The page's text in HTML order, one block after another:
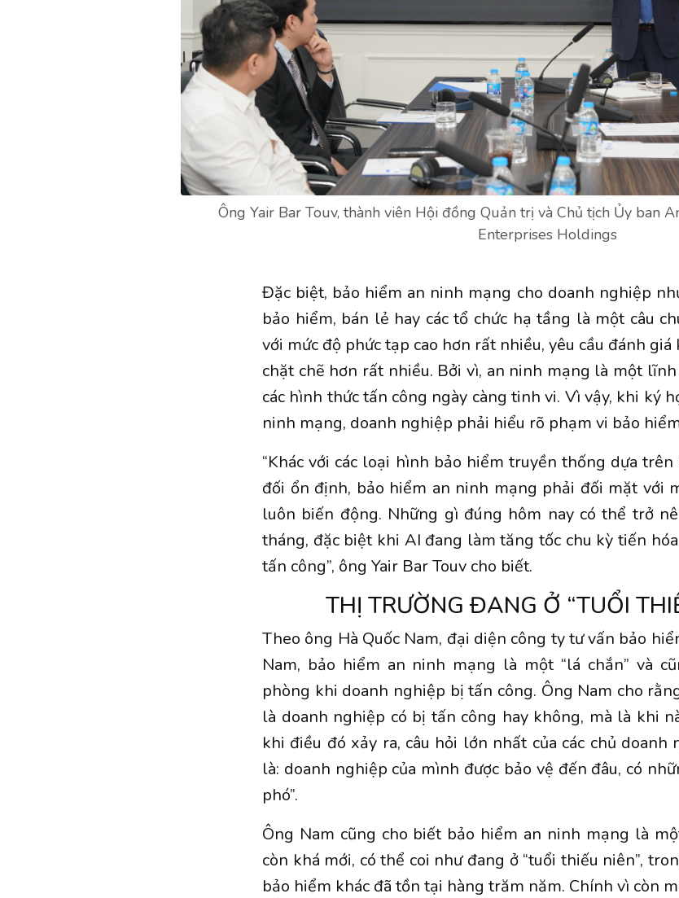
Ông Yair Bar Touv, thành viên Hội đồng Quản trị và Chủ tịch Ủy ban
Enterprises Holdings
Đặc biệt, bảo hiểm an ninh mạng cho doanh nghiệp
bảo hiểm, bán lẻ hay các tổ chức hạ tầng là một câu
với mức độ phức tạp cao hơn rất nhiều, yêu cầu đánh
chặt chẽ hơn rất nhiều. Bởi vì, an ninh mạng là một
các hình thức tấn công ngày càng tinh vi. Vì vậy, khi ký
ninh mạng, doanh nghiệp phải hiểu rõ phạm vi bảo
“Khác với các loại hình bảo hiểm truyền thống dựa
đối ổn định, bảo hiểm an ninh mạng phải đối mặt với
luôn biến động. Những gì đúng hôm nay có thể trở
tháng, đặc biệt khi AI đang làm tăng tốc chu kỳ tiến
tấn công”, ông Yair Bar Touv cho biết.
THỊ TRƯỜNG ĐANG Ở “TUỔI
Theo ông Hà Quốc Nam, đại diện công ty tư vấn bảo
Nam, bảo hiểm an ninh mạng là một “lá chắn” và
phòng khi doanh nghiệp bị tấn công. Ông Nam cho
là doanh nghiệp có bị tấn công hay không, mà là khi
khi điều đó xảy ra, câu hỏi lớn nhất của các chủ doanh
là: doanh nghiệp của mình được bảo vệ đến đâu, có
phó”.
Ông Nam cũng cho biết bảo hiểm an ninh mạng là
còn khá mới, có thể coi như đang ở “tuổi thiếu niên”,
bảo hiểm khác đã tồn tại hàng trăm năm. Chính vì còn